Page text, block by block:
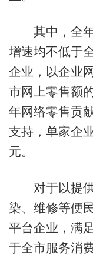
其中，全年
增速均不低于
企业，以企业
市网上零售额
年网络零售贡
支持，单家企
元。
对于以提供
染、维修等便
平台企业，满
于全市服务消